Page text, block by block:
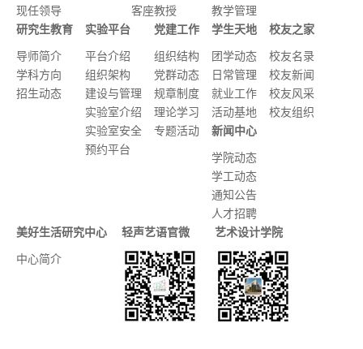
现任领导
客座教授
教学管理
研究生教育
导师简介
学科方向
招生动态
实验平台
平台介绍
组织架构
建设与管理
实验室介绍
实验室安全
预约平台
党建工作
组织结构
党群动态
规章制度
理论学习
专题活动
学生天地
团学动态
日常管理
就业工作
活动基地
校友之家
校友名录
校友新闻
校友风采
校友组织
新闻中心
学院动态
学工动态
通知公告
人才招聘
美好生活研究中心
中心简介
轻声艺语官微 艺术设计学院